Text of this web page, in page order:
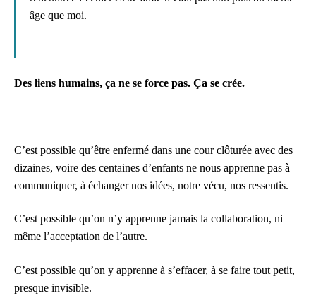
âge que moi.
Des liens humains, ça ne se force pas. Ça se crée.
C’est possible qu’être enfermé dans une cour clôturée avec des
dizaines, voire des centaines d’enfants ne nous apprenne pas à
communiquer, à échanger nos idées, notre vécu, nos ressentis.
C’est possible qu’on n’y apprenne jamais la collaboration, ni
même l’acceptation de l’autre.
C’est possible qu’on y apprenne à s’effacer, à se faire tout petit,
presque invisible.